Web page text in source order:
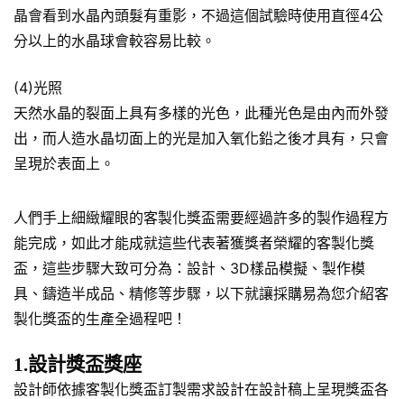
晶會看到水晶內頭髮有重影，不過這個試驗時使用直徑4公
分以上的水晶球會較容易比較。
(4)光照
天然水晶的裂面上具有多樣的光色，此種光色是由內而外發
出，而人造水晶切面上的光是加入氧化鉛之後才具有，只會
呈現於表面上。
人們手上細緻耀眼的客製化獎盃需要經過許多的製作過程方
能完成，如此才能成就這些代表著獲獎者榮耀的客製化獎
盃，這些步驟大致可分為：設計、3D樣品模擬、製作模
具、鑄造半成品、精修等步驟，以下就讓採購易為您介紹客
製化獎盃的生產全過程吧！
1.設計獎盃獎座
設計師依據客製化獎盃訂製需求設計在設計稿上呈現獎盃各